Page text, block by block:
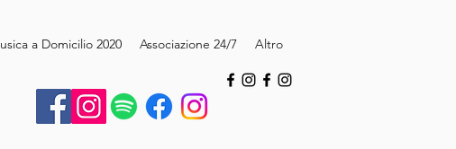
a Domicilio 2020 Associazione 24/7 Altro